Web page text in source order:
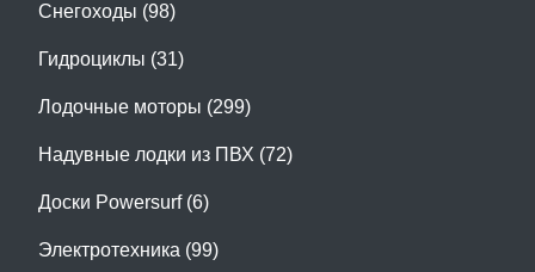
Снегоходы (98)
Гидроциклы (31)
Лодочные моторы (299)
Надувные лодки из ПВХ (72)
Доски Powersurf (6)
Электротехника (99)